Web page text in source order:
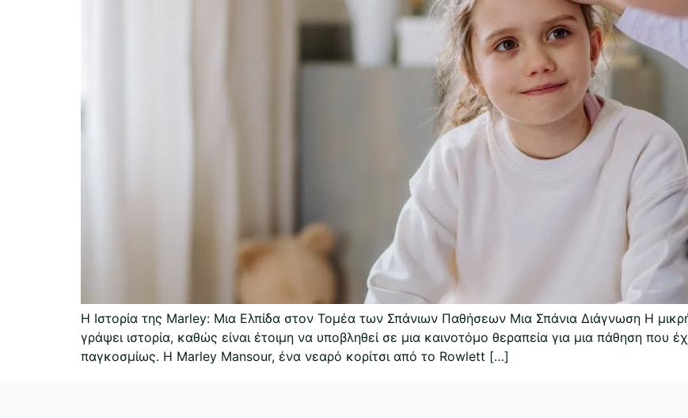
Η Ιστορία της Marley: Μια Ελπίδα στον Τομέα των Σπάνιων Παθήσεων Μια Σπάνια Διάγνωση Η
γράψει ιστορία, καθώς είναι έτοιμη να υποβληθεί σε μια καινοτόμο θεραπεία για μια πάθηση που
παγκοσμίως. Η Marley Mansour, ένα νεαρό κορίτσι από το Rowlett […]